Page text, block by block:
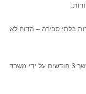
בלתי סבירה – הדוח לא
6.יש לציין כי נהג הצובר 36 נקודות ייפסל למשך 3 חודשים על ידי משרד